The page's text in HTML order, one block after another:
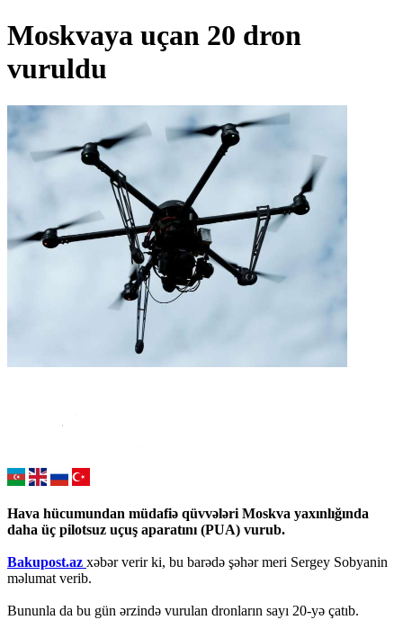
Moskvaya uçan 20 dron
vuruldu
Hava hücumundan müdafiə qüvvələri Moskva yaxınlığında
daha üç pilotsuz uçuş aparatını (PUA) vurub.
Bakupost.az xəbər verir ki, bu barədə şəhər meri Sergey Sobyanin
məlumat verib.
Bununla da bu gün ərzində vurulan dronların sayı 20-yə çatıb.